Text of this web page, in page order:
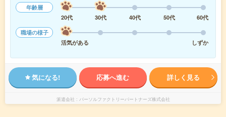
年齢層
20代
30代 40代 50代
60代
職場の様子
活気がある
しずか
気になる! 応募へ進む 詳しく見る
派遣会社 パーソルファクトリーパートナーズ株式会社